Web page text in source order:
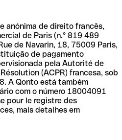
anónima de direito francês,
de Paris (n.º 819 489
de Navarin, 18, 75009 Paris,
de pagamento
pela Autorité de
(ACPR) francesa, sob
A Qonto está também
com o número 18004091
pour le registre des
mais detalhes em